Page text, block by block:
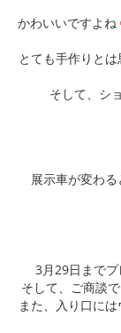
かわいいですよね
とても手作りと
そして、シ
展示車が変わ
3月29日まで
そして、ご商談
また、入り口に